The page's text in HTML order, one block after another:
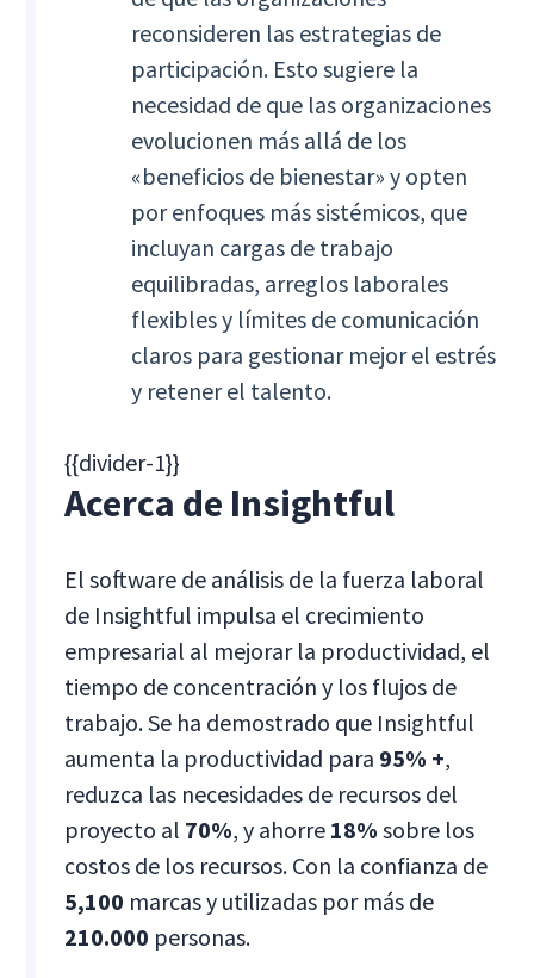
reconsideren las estrategias de
participación. Esto sugiere la
necesidad de que las organizaciones
evolucionen más allá de los
«beneficios de bienestar» y opten
por enfoques más sistémicos, que
incluyan cargas de trabajo
equilibradas, arreglos laborales
flexibles y límites de comunicación
claros para gestionar mejor el estrés
y retener el talento.
{{divider-1}}
Acerca de Insightful
El software de análisis de la fuerza laboral
de Insightful impulsa el crecimiento
empresarial al mejorar la productividad, el
tiempo de concentración y los flujos de
trabajo. Se ha demostrado que Insightful
aumenta la productividad para 95% +,
reduzca las necesidades de recursos del
proyecto al 70%, y ahorre 18% sobre los
costos de los recursos. Con la confianza de
5,100 marcas y utilizadas por más de
210.000 personas.